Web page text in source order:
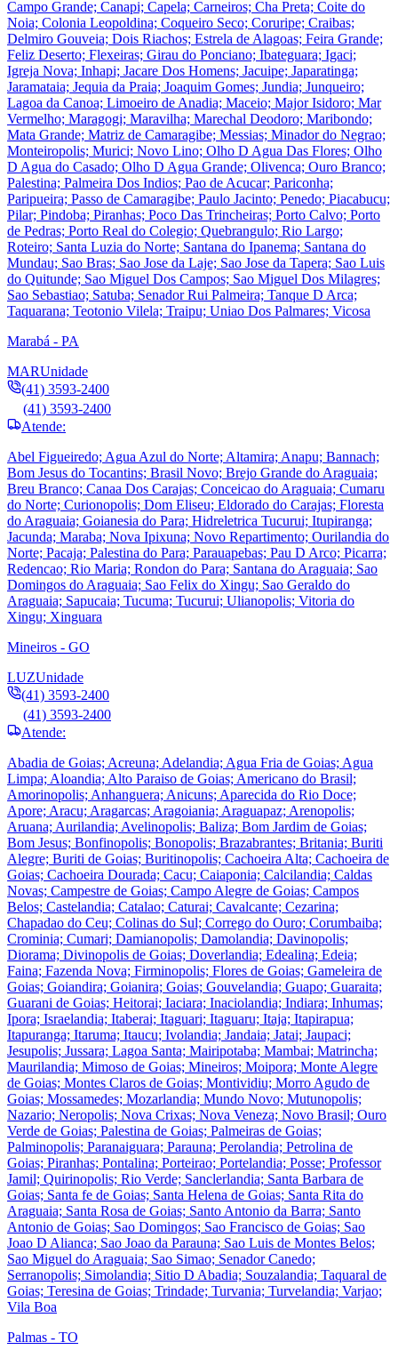
Campo Grande; Canapi; Capela; Carneiros; Cha Preta; Coite do
Noia; Colonia Leopoldina; Coqueiro Seco; Coruripe; Craibas;
Delmiro Gouveia; Dois Riachos; Estrela de Alagoas; Feira Grande;
Feliz Deserto; Flexeiras; Girau do Ponciano; Ibateguara; Igaci;
Igreja Nova; Inhapi; Jacare Dos Homens; Jacuipe; Japaratinga;
Jaramataia; Jequia da Praia; Joaquim Gomes; Jundia; Junqueiro;
Lagoa da Canoa; Limoeiro de Anadia; Maceio; Major Isidoro; Mar
Vermelho; Maragogi; Maravilha; Marechal Deodoro; Maribondo;
Mata Grande; Matriz de Camaragibe; Messias; Minador do Negrao;
Monteiropolis; Murici; Novo Lino; Olho D Agua Das Flores; Olho
D Agua do Casado; Olho D Agua Grande; Olivenca; Ouro Branco;
Palestina; Palmeira Dos Indios; Pao de Acucar; Pariconha;
Paripueira; Passo de Camaragibe; Paulo Jacinto; Penedo; Piacabucu;
Pilar; Pindoba; Piranhas; Poco Das Trincheiras; Porto Calvo; Porto
de Pedras; Porto Real do Colegio; Quebrangulo; Rio Largo;
Roteiro; Santa Luzia do Norte; Santana do Ipanema; Santana do
Mundau; Sao Bras; Sao Jose da Laje; Sao Jose da Tapera; Sao Luis
do Quitunde; Sao Miguel Dos Campos; Sao Miguel Dos Milagres;
Sao Sebastiao; Satuba; Senador Rui Palmeira; Tanque D Arca;
Taquarana; Teotonio Vilela; Traipu; Uniao Dos Palmares; Vicosa
Marabá - PA
MARUnidade
(41) 3593-2400
(41) 3593-2400
Atende:
Abel Figueiredo; Agua Azul do Norte; Altamira; Anapu; Bannach;
Bom Jesus do Tocantins; Brasil Novo; Brejo Grande do Araguaia;
Breu Branco; Canaa Dos Carajas; Conceicao do Araguaia; Cumaru
do Norte; Curionopolis; Dom Eliseu; Eldorado do Carajas; Floresta
do Araguaia; Goianesia do Para; Hidreletrica Tucurui; Itupiranga;
Jacunda; Maraba; Nova Ipixuna; Novo Repartimento; Ourilandia do
Norte; Pacaja; Palestina do Para; Parauapebas; Pau D Arco; Picarra;
Redencao; Rio Maria; Rondon do Para; Santana do Araguaia; Sao
Domingos do Araguaia; Sao Felix do Xingu; Sao Geraldo do
Araguaia; Sapucaia; Tucuma; Tucurui; Ulianopolis; Vitoria do
Xingu; Xinguara
Mineiros - GO
LUZUnidade
(41) 3593-2400
(41) 3593-2400
Atende:
Abadia de Goias; Acreuna; Adelandia; Agua Fria de Goias; Agua
Limpa; Aloandia; Alto Paraiso de Goias; Americano do Brasil;
Amorinopolis; Anhanguera; Anicuns; Aparecida do Rio Doce;
Apore; Aracu; Aragarcas; Aragoiania; Araguapaz; Arenopolis;
Aruana; Aurilandia; Avelinopolis; Baliza; Bom Jardim de Goias;
Bom Jesus; Bonfinopolis; Bonopolis; Brazabrantes; Britania; Buriti
Alegre; Buriti de Goias; Buritinopolis; Cachoeira Alta; Cachoeira de
Goias; Cachoeira Dourada; Cacu; Caiaponia; Calcilandia; Caldas
Novas; Campestre de Goias; Campo Alegre de Goias; Campos
Belos; Castelandia; Catalao; Caturai; Cavalcante; Cezarina;
Chapadao do Ceu; Colinas do Sul; Corrego do Ouro; Corumbaiba;
Crominia; Cumari; Damianopolis; Damolandia; Davinopolis;
Diorama; Divinopolis de Goias; Doverlandia; Edealina; Edeia;
Faina; Fazenda Nova; Firminopolis; Flores de Goias; Gameleira de
Goias; Goiandira; Goianira; Goias; Gouvelandia; Guapo; Guaraita;
Guarani de Goias; Heitorai; Iaciara; Inaciolandia; Indiara; Inhumas;
Ipora; Israelandia; Itaberai; Itaguari; Itaguaru; Itaja; Itapirapua;
Itapuranga; Itaruma; Itaucu; Ivolandia; Jandaia; Jatai; Jaupaci;
Jesupolis; Jussara; Lagoa Santa; Mairipotaba; Mambai; Matrincha;
Maurilandia; Mimoso de Goias; Mineiros; Moipora; Monte Alegre
de Goias; Montes Claros de Goias; Montividiu; Morro Agudo de
Goias; Mossamedes; Mozarlandia; Mundo Novo; Mutunopolis;
Nazario; Neropolis; Nova Crixas; Nova Veneza; Novo Brasil; Ouro
Verde de Goias; Palestina de Goias; Palmeiras de Goias;
Palminopolis; Paranaiguara; Parauna; Perolandia; Petrolina de
Goias; Piranhas; Pontalina; Porteirao; Portelandia; Posse; Professor
Jamil; Quirinopolis; Rio Verde; Sanclerlandia; Santa Barbara de
Goias; Santa fe de Goias; Santa Helena de Goias; Santa Rita do
Araguaia; Santa Rosa de Goias; Santo Antonio da Barra; Santo
Antonio de Goias; Sao Domingos; Sao Francisco de Goias; Sao
Joao D Alianca; Sao Joao da Parauna; Sao Luis de Montes Belos;
Sao Miguel do Araguaia; Sao Simao; Senador Canedo;
Serranopolis; Simolandia; Sitio D Abadia; Souzalandia; Taquaral de
Goias; Teresina de Goias; Trindade; Turvania; Turvelandia; Varjao;
Vila Boa
Palmas - TO